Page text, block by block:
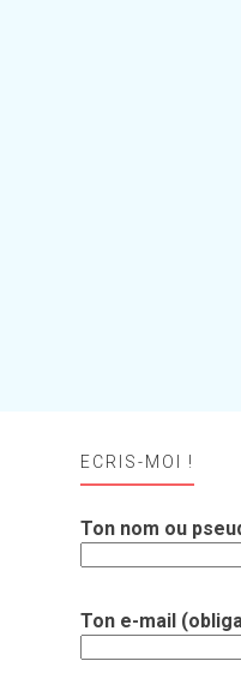
ECRIS-MOI !
Ton nom ou
Ton e-mail